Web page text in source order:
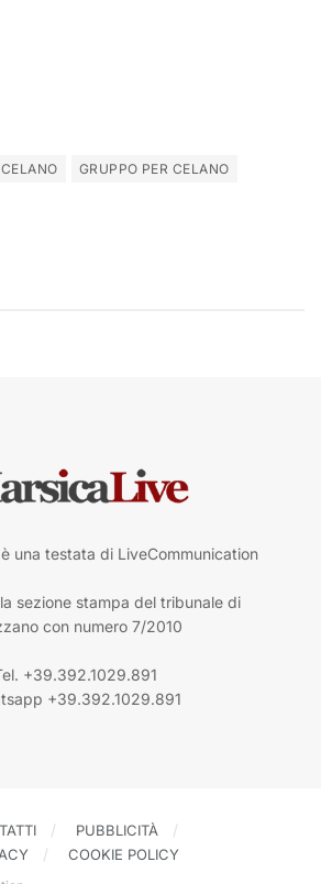
GRUPPO PER CELANO
una testata di LiveCommunication
sezione stampa del tribunale di
con numero 7/2010
+39.392.1029.891
+39.392.1029.891
PUBBLICITÀ
COOKIE POLICY